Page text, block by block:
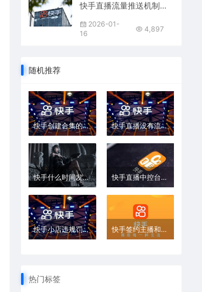
快手直播流量推送机制是什么
2026-01-
16
4,897
随机推荐
快手创建合集的条件是什么 快手直播没有流量坚持播有用吗
快手什么时间发作品容易上热门 快手直播中控台叫什么名字
快手小店违规罚款不交有哪些后果 快手签约主播和不签约区别是什么
热门标签